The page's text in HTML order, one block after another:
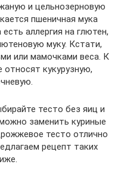
и цельнозерновую
пшеничная мука
аллергия на глютен,
муку. Кстати,
или мамочками веса. К
относят кукурузную,
тесто без яиц и
заменить куриные
тесто отлично
рецепт таких